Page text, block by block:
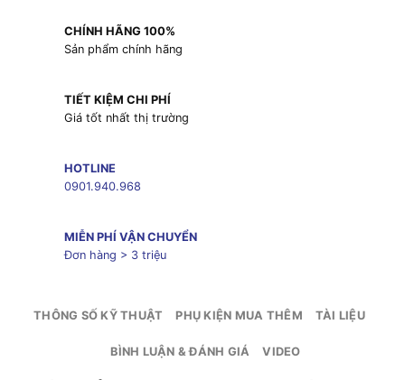
CHÍNH HÃNG 100%
Sản phẩm chính hãng
TIẾT KIỆM CHI PHÍ
Giá tốt nhất thị trường
HOTLINE
0901.940.968
MIỄN PHÍ VẬN CHUYỂN
Đơn hàng > 3 triệu
THÔNG SỐ KỸ THUẬT PHỤ KIỆN MUA THÊM TÀI LIỆU
BÌNH LUẬN & ĐÁNH GIÁ VIDEO